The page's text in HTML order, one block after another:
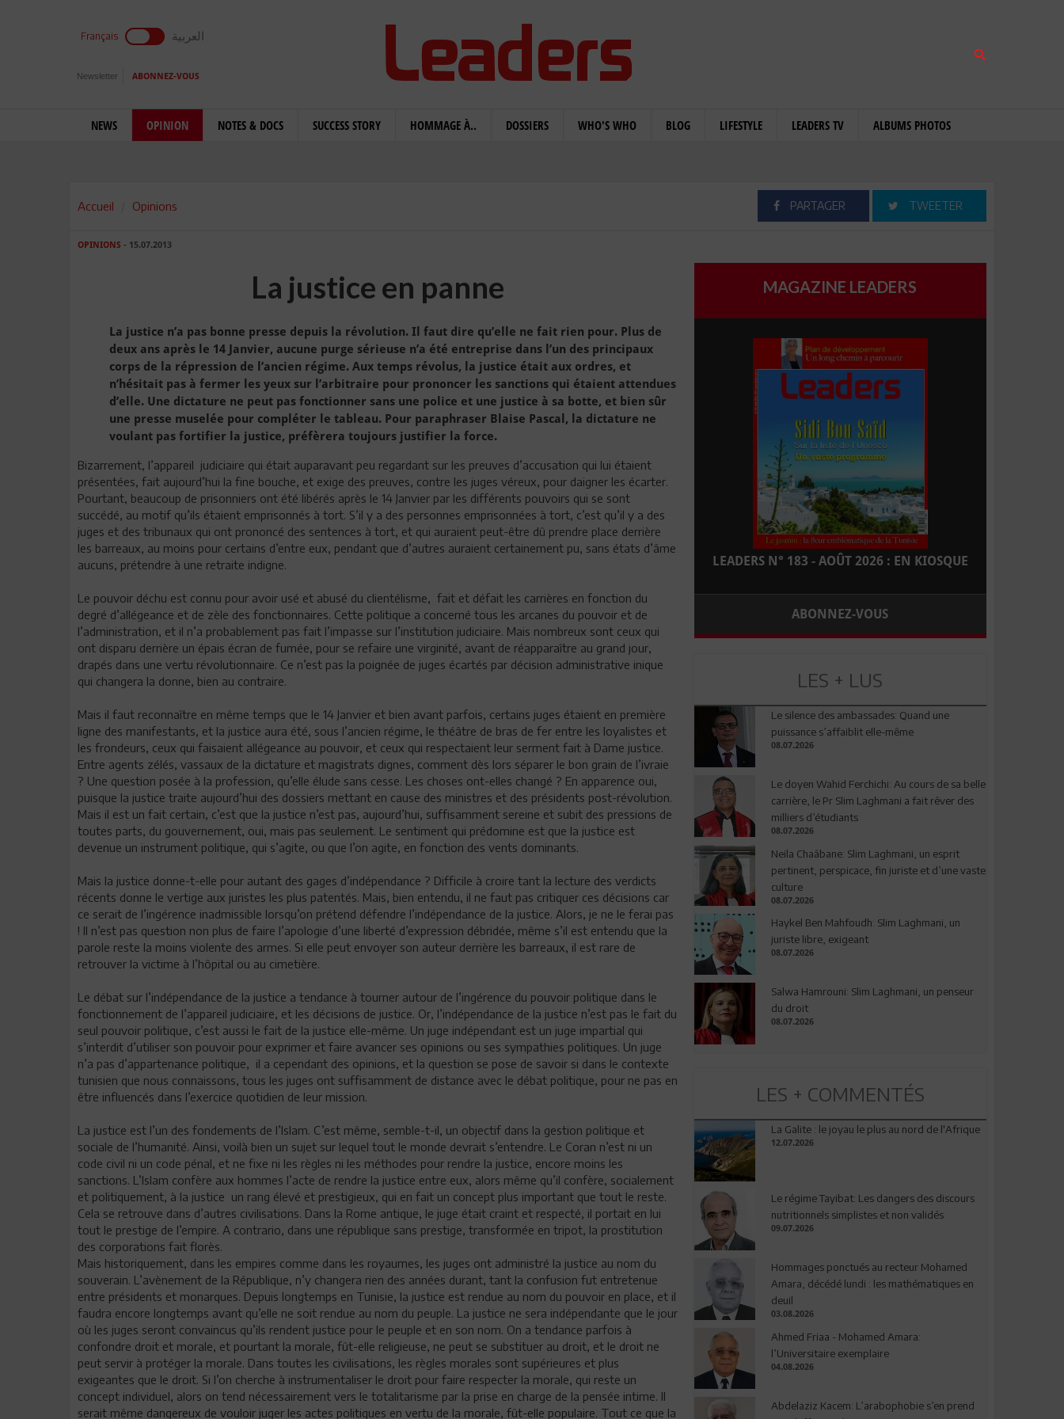
Français العربية
Newsletter ABONNEZ-VOUS
NEWS OPINION NOTES & DOCS SUCCESS STORY HOMMAGE À.. DOSSIERS WHO'S WHO BLOG LIFESTYLE LEADERS TV ALBUMS PHOTOS
Accueil Opinions PARTAGER TWEETER
OPINIONS - 15.07.2013
La justice en panne
La justice n’a pas bonne presse depuis la révolution. Il faut dire qu’elle ne fait rien pour. Plus de
deux ans après le 14 Janvier, aucune purge sérieuse n’a été entreprise dans l’un des principaux
corps de la répression de l’ancien régime. Aux temps révolus, la justice était aux ordres, et
n’hésitait pas à fermer les yeux sur l’arbitraire pour prononcer les sanctions qui étaient attendues
d’elle. Une dictature ne peut pas fonctionner sans une police et une justice à sa botte, et bien sûr
une presse muselée pour compléter le tableau. Pour paraphraser Blaise Pascal, la dictature ne
voulant pas fortifier la justice, préfèrera toujours justifier la force.
Bizarrement, l’appareil judiciaire qui était auparavant peu regardant sur les preuves d’accusation qui lui étaient
présentées, fait aujourd’hui la fine bouche, et exige des preuves, contre les juges véreux, pour daigner les écarter.
Pourtant, beaucoup de prisonniers ont été libérés après le 14 Janvier par les différents pouvoirs qui se sont
succédé, au motif qu’ils étaient emprisonnés à tort. S’il y a des personnes emprisonnées à tort, c’est qu’il y a des
juges et des tribunaux qui ont prononcé des sentences à tort, et qui auraient peut-être dû prendre place derrière
les barreaux, au moins pour certains d’entre eux, pendant que d’autres auraient certainement pu, sans états d’âme
aucuns, prétendre à une retraite indigne.
Le pouvoir déchu est connu pour avoir usé et abusé du clientélisme, fait et défait les carrières en fonction du
degré d’allégeance et de zèle des fonctionnaires. Cette politique a concerné tous les arcanes du pouvoir et de
l’administration, et il n’a probablement pas fait l’impasse sur l’institution judiciaire. Mais nombreux sont ceux qui
ont disparu derrière un épais écran de fumée, pour se refaire une virginité, avant de réapparaître au grand jour,
drapés dans une vertu révolutionnaire. Ce n’est pas la poignée de juges écartés par décision administrative inique
qui changera la donne, bien au contraire.
Mais il faut reconnaître en même temps que le 14 Janvier et bien avant parfois, certains juges étaient en première
ligne des manifestants, et la justice aura été, sous l’ancien régime, le théâtre de bras de fer entre les loyalistes et
les frondeurs, ceux qui faisaient allégeance au pouvoir, et ceux qui respectaient leur serment fait à Dame justice.
Entre agents zélés, vassaux de la dictature et magistrats dignes, comment dès lors séparer le bon grain de l’ivraie
? Une question posée à la profession, qu’elle élude sans cesse. Les choses ont-elles changé ? En apparence oui,
puisque la justice traite aujourd’hui des dossiers mettant en cause des ministres et des présidents post-révolution.
Mais il est un fait certain, c’est que la justice n’est pas, aujourd’hui, suffisamment sereine et subit des pressions de
toutes parts, du gouvernement, oui, mais pas seulement. Le sentiment qui prédomine est que la justice est
devenue un instrument politique, qui s’agite, ou que l’on agite, en fonction des vents dominants.
Mais la justice donne-t-elle pour autant des gages d’indépendance ? Difficile à croire tant la lecture des verdicts
récents donne le vertige aux juristes les plus patentés. Mais, bien entendu, il ne faut pas critiquer ces décisions car
ce serait de l’ingérence inadmissible lorsqu’on prétend défendre l’indépendance de la justice. Alors, je ne le ferai pas
! Il n’est pas question non plus de faire l’apologie d’une liberté d’expression débridée, même s’il est entendu que la
parole reste la moins violente des armes. Si elle peut envoyer son auteur derrière les barreaux, il est rare de
retrouver la victime à l’hôpital ou au cimetière.
Le débat sur l’indépendance de la justice a tendance à tourner autour de l’ingérence du pouvoir politique dans le
fonctionnement de l’appareil judiciaire, et les décisions de justice. Or, l’indépendance de la justice n’est pas le fait du
seul pouvoir politique, c’est aussi le fait de la justice elle-même. Un juge indépendant est un juge impartial qui
s’interdit d’utiliser son pouvoir pour exprimer et faire avancer ses opinions ou ses sympathies politiques. Un juge
n’a pas d’appartenance politique, il a cependant des opinions, et la question se pose de savoir si dans le contexte
tunisien que nous connaissons, tous les juges ont suffisamment de distance avec le débat politique, pour ne pas en
être influencés dans l’exercice quotidien de leur mission.
La justice est l’un des fondements de l’Islam. C’est même, semble-t-il, un objectif dans la gestion politique et
sociale de l’humanité. Ainsi, voilà bien un sujet sur lequel tout le monde devrait s’entendre. Le Coran n’est ni un
code civil ni un code pénal, et ne fixe ni les règles ni les méthodes pour rendre la justice, encore moins les
sanctions. L’Islam confère aux hommes l’acte de rendre la justice entre eux, alors même qu’il confère, socialement
et politiquement, à la justice un rang élevé et prestigieux, qui en fait un concept plus important que tout le reste.
Cela se retrouve dans d’autres civilisations. Dans la Rome antique, le juge était craint et respecté, il portait en lui
tout le prestige de l’empire. A contrario, dans une république sans prestige, transformée en tripot, la prostitution
des corporations fait florès.
Mais historiquement, dans les empires comme dans les royaumes, les juges ont administré la justice au nom du
souverain. L’avènement de la République, n’y changera rien des années durant, tant la confusion fut entretenue
entre présidents et monarques. Depuis longtemps en Tunisie, la justice est rendue au nom du pouvoir en place, et il
faudra encore longtemps avant qu’elle ne soit rendue au nom du peuple. La justice ne sera indépendante que le jour
où les juges seront convaincus qu’ils rendent justice pour le peuple et en son nom. On a tendance parfois à
confondre droit et morale, et pourtant la morale, fût-elle religieuse, ne peut se substituer au droit, et le droit ne
peut servir à protéger la morale. Dans toutes les civilisations, les règles morales sont supérieures et plus
exigeantes que le droit. Si l’on cherche à instrumentaliser le droit pour faire respecter la morale, qui reste un
concept individuel, alors on tend nécessairement vers le totalitarisme par la prise en charge de la pensée intime. Il
serait même dangereux de vouloir juger les actes politiques en vertu de la morale, fût-elle populaire. Tout ce que la
MAGAZINE LEADERS
LEADERS N° 183 - AOÛT 2026 : EN KIOSQUE
ABONNEZ-VOUS
LES + LUS
Le silence des ambassades: Quand une
puissance s’affaiblit elle-même
08.07.2026
Le doyen Wahid Ferchichi: Au cours de sa belle
carrière, le Pr Slim Laghmani a fait rêver des
milliers d’étudiants
08.07.2026
Neila Chaâbane: Slim Laghmani, un esprit
pertinent, perspicace, fin juriste et d’une vaste
culture
08.07.2026
Haykel Ben Mahfoudh: Slim Laghmani, un
juriste libre, exigeant
08.07.2026
Salwa Hamrouni: Slim Laghmani, un penseur
du droit
08.07.2026
LES + COMMENTÉS
La Galite : le joyau le plus au nord de l'Afrique
12.07.2026
Le régime Tayibat: Les dangers des discours
nutritionnels simplistes et non validés
09.07.2026
Hommages ponctués au recteur Mohamed
Amara, décédé lundi : les mathématiques en
deuil
03.08.2026
Ahmed Friaa - Mohamed Amara:
l’Universitaire exemplaire
04.08.2026
Abdelaziz Kacem: L’arabophobie s’en prend